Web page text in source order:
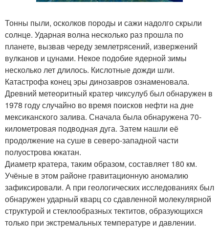
Тонны пыли, осколков породы и сажи надолго скрыли
солнце. Ударная волна несколько раз прошла по
планете, вызвав череду землетрясений, извержений
вулканов и цунами. Некое подобие ядерной зимы
несколько лет длилось. Кислотные дожди шли.
Катастрофа конец эры динозавров ознаменовала.
Древний метеоритный кратер чиксулуб был обнаружен в
1978 году случайно во время поисков нефти на дне
мексиканского залива. Сначала была обнаружена 70-
километровая подводная дуга. Затем нашли её
продолжение на суше в северо-западной части
полуострова юкатан.
Диаметр кратера, таким образом, составляет 180 км.
Учёные в этом районе гравитационную аномалию
зафиксировали. А при геологических исследованиях был
обнаружен ударный кварц со сдавленной молекулярной
структурой и стеклообразных тектитов, образующихся
только при экстремальных температуре и давлении.